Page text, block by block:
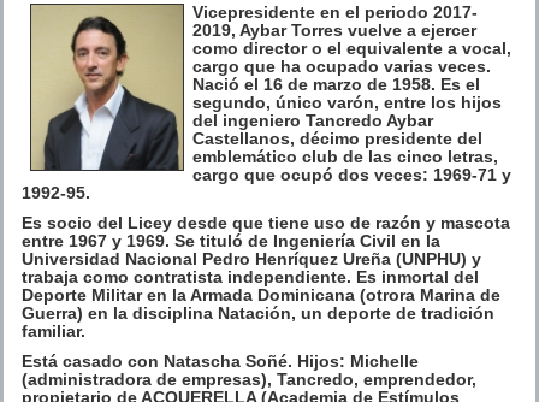
Vicepresidente en el periodo 2017-
2019, Aybar Torres vuelve a ejercer
como director o el equivalente a vocal,
cargo que ha ocupado varias veces.
Nació el 16 de marzo de 1958. Es el
segundo, único varón, entre los hijos
del ingeniero Tancredo Aybar
Castellanos, décimo presidente del
emblemático club de las cinco letras,
cargo que ocupó dos veces: 1969-71 y
1992-95.
Es socio del Licey desde que tiene uso de razón y mascota
entre 1967 y 1969. Se tituló de Ingeniería Civil en la
Universidad Nacional Pedro Henríquez Ureña (UNPHU) y
trabaja como contratista independiente. Es inmortal del
Deporte Militar en la Armada Dominicana (otrora Marina de
Guerra) en la disciplina Natación, un deporte de tradición
familiar.
Está casado con Natascha Soñé. Hijos: Michelle
(administradora de empresas), Tancredo, emprendedor,
propietario de ACQUERELLA (Academia de Estímulos